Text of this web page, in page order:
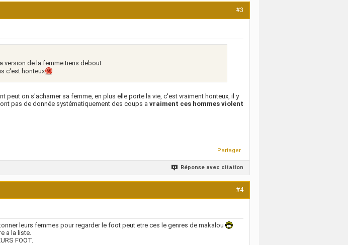
#3
version de la femme tiens debout
c'est honteux
peut on s'acharner sa femme, en plus elle porte la vie, c'est vraiment honteux, il y
pas de donnée systématiquement des coups a vraiment ces hommes violent
Partager
Réponse avec citation
#4
leurs femmes pour regarder le foot peut etre ces le genres de makalou
a la liste.
FOOT.